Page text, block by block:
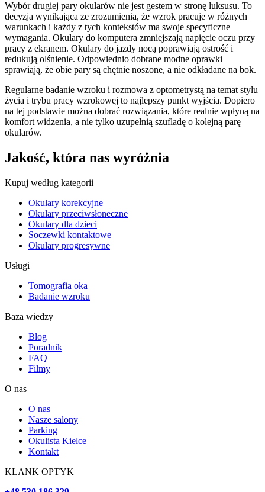
Wybór drugiej pary okularów nie jest gestem w stronę luksusu. To
decyzja wynikająca ze zrozumienia, że wzrok pracuje w różnych
warunkach i każdy z tych kontekstów ma swoje specyficzne
wymagania. Okulary do komputera zmniejszają napięcie oczu przy
pracy z ekranem. Okulary do jazdy nocą poprawiają ostrość i
redukują olśnienie. Odpowiednio dobrane modne oprawki
sprawiają, że obie pary są chętnie noszone, a nie odkładane na bok.
Regularne badanie wzroku i rozmowa z optometrystą na temat stylu
życia i trybu pracy wzrokowej to najlepszy punkt wyjścia. Dopiero
na tej podstawie można dobrać rozwiązania, które realnie wpłyną na
komfort widzenia, a nie tylko uzupełnią szufladę o kolejną parę
okularów.
Jakość, która nas wyróżnia
Kupuj według kategorii
Okulary korekcyjne
Okulary przeciwsłoneczne
Okulary dla dzieci
Soczewki kontaktowe
Okulary progresywne
Usługi
Tomografia oka
Badanie wzroku
Baza wiedzy
Blog
Poradnik
FAQ
Filmy
O nas
O nas
Nasze salony
Parking
Okulista Kielce
Kontakt
KLANK OPTYK